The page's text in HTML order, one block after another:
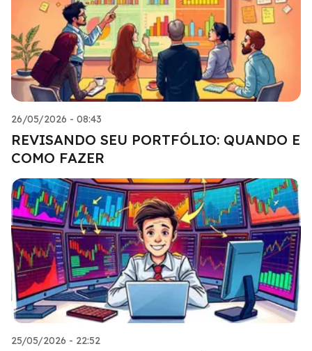
26/05/2026 - 08:43
REVISANDO SEU PORTFÓLIO: QUANDO E
COMO FAZER
25/05/2026 - 22:52